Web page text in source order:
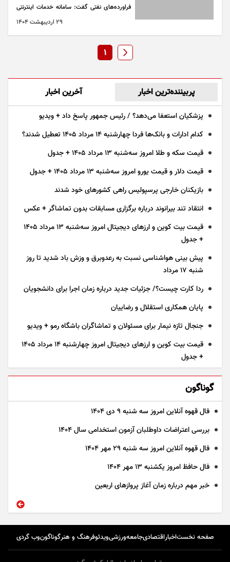
فراورده‌های نفتی گفت: سامانه خدمات اینترنتی
کارت هوشمند سوخت برای خودرو‌های المثنی و
تحویل کارت سوخت به یک هفته کاهش یافته
است.
۲۹ ارديبهشت ۱۴۰۴
1
پربیننده‌ترین اخبار آخرین اخبار
پزشکیان استعفا می‌دهد؟ / رئیس جمهور پاسخ داد + ویدیو
کدام ادارات و بانک‌ها فردا چهارشنبه ۱۴ مرداد ۱۴۰۵ تعطیل شدند؟
قیمت سکه و طلا امروز سه‌شنبه ۱۳ مرداد ۱۴۰۵ + جدول
قیمت دلار و قیمت یورو امروز سه‌شنبه ۱۳ مرداد ۱۴۰۵ + جدول
بازیکنان خارجی پرسپولیس راهی کشور‌های خود شدند
انتقاد تند بیرانوند درباره برگزاری مسابقات بدون تماشاگر + عکس
قیمت بیت کوین و ارز‌های دیجیتال امروز سه‌شنبه ۱۳ مرداد ۱۴۰۵
+ جدول
پیش بینی هواشناسی نسبت به رعدوبرق و وزش باد شدید تا روز
شنبه ۱۷ مرداد
ردا کارت چیست؟/ جزئیات جدید درباره زمان اجرا برای دانشجویان
پایان همکاری استقلال و رضاییان
جنجال تازه نیمار برای مسئولان و تماشاگران باشگاه رمو + ویدیو
قیمت بیت کوین و ارز‌های دیجیتال امروز چهارشنبه ۱۴ مرداد ۱۴۰۵
+ جدول
گوناگون
فال قهوه آنلاین امروز سه شنبه ۹ دی ۱۴۰۴
بررسی اعتراضات داوطلبان آزمون استخدامی سال ۱۴۰۴
فال قهوه آنلاین امروز سه شنبه ۲۹ مهر ۱۴۰۴
فال حافظ امروز یکشنبه ۱۳ مهر ۱۴۰۴
خبر مهم درباره زمان آغاز پرواز‌های اربعین
صفحه نخستاخباراقتصادیجامعهورزشیویدئوفرهنگ و هنرگوناگونوب گردی